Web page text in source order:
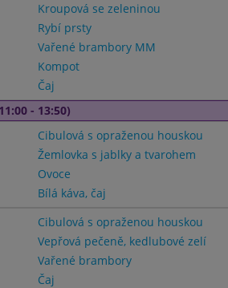
Kroupová se zeleninou
Rybí prsty
Vařené brambory MM
Kompot
Čaj
- 13:50)
Cibulová s opraženou houskou
Žemlovka s jablky a tvarohem
Ovoce
Bílá káva, čaj
Cibulová s opraženou houskou
Vepřová pečeně, kedlubové zelí
Vařené brambory
Čaj